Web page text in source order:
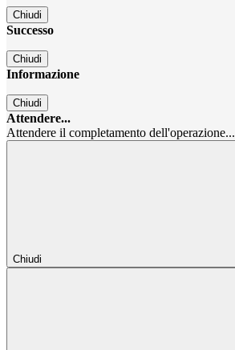
Chiudi
Successo
Chiudi
Informazione
Chiudi
Attendere...
Attendere il completamento dell'operazione...
Chiudi